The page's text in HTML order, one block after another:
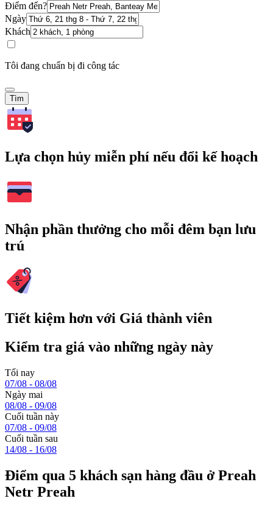
Điểm đến?
Ngày
Khách
Tôi đang chuẩn bị đi công tác
Tìm
Lựa chọn hủy miễn phí nếu đổi kế hoạch
Nhận phần thưởng cho mỗi đêm bạn lưu
trú
Tiết kiệm hơn với Giá thành viên
Kiểm tra giá vào những ngày này
Tối nay
07/08 - 08/08
Ngày mai
08/08 - 09/08
Cuối tuần này
07/08 - 09/08
Cuối tuần sau
14/08 - 16/08
Điểm qua 5 khách sạn hàng đầu ở Preah
Netr Preah